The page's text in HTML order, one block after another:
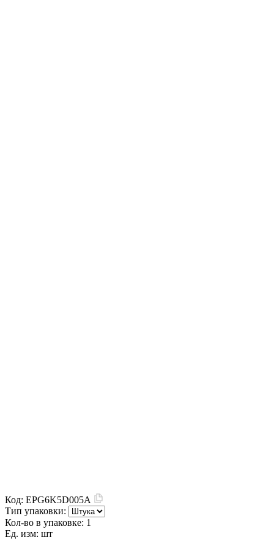
Код: EPG6K5D005A
Тип упаковки:
Кол-во в упаковке: 1
Ед. изм: шт